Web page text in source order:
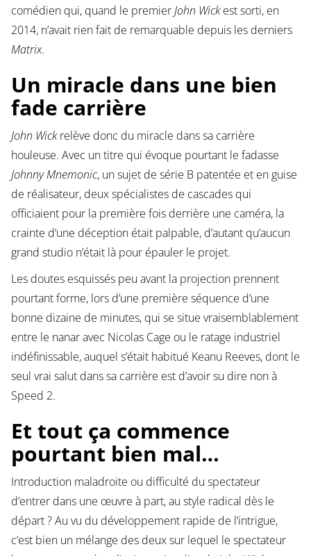
comédien qui, quand le premierJohn Wickest sorti, en
2014, n’avait rien fait de remarquable depuis les derniers
Matrix.
Un miracle dans une bien
fade carrière
John Wickrelève donc du miracle dans sa carrière
houleuse. Avec un titre qui évoque pourtant le fadasse
Johnny Mnemonic, un sujet de série B patentée et en guise
de réalisateur, deux spécialistes de cascades qui
officiaient pour la première fois derrière une caméra, la
crainte d’une déception était palpable, d’autant qu’aucun
grand studio n’était là pour épauler le projet.
Les doutes esquissés peu avant la projection prennent
pourtant forme, lors d’une première séquence d’une
bonne dizaine de minutes, qui se situe vraisemblablement
entre le nanar avec Nicolas Cage ou le ratage industriel
indéfinissable, auquel s’était habitué Keanu Reeves, dont le
seul vrai salut dans sa carrière est d’avoir su dire non à
Speed 2.
Et tout ça commence
pourtant bien mal…
Introduction maladroite ou difficulté du spectateur
d’entrer dans une œuvre à part, au style radical dès le
départ ? Au vu du développement rapide de l’intrigue,
c’est bien un mélange des deux sur lequel le spectateur